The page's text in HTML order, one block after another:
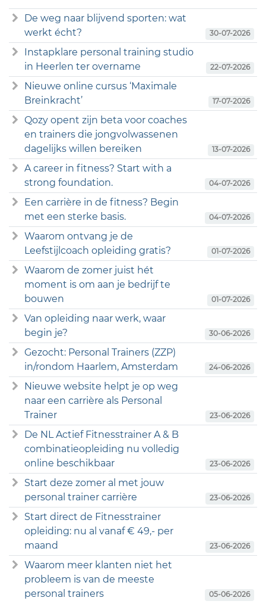
De weg naar blijvend sporten: wat
werkt écht?
30-07-2026
Instapklare personal training studio
in Heerlen ter overname
22-07-2026
Nieuwe online cursus ‘Maximale
Breinkracht’
17-07-2026
Qozy opent zijn beta voor coaches
en trainers die jongvolwassenen
dagelijks willen bereiken
13-07-2026
A career in fitness? Start with a
strong foundation.
04-07-2026
Een carrière in de fitness? Begin
met een sterke basis.
04-07-2026
Waarom ontvang je de
Leefstijlcoach opleiding gratis?
01-07-2026
Waarom de zomer juist hét
moment is om aan je bedrijf te
bouwen
01-07-2026
Van opleiding naar werk, waar
begin je?
30-06-2026
Gezocht: Personal Trainers (ZZP)
in/rondom Haarlem, Amsterdam
24-06-2026
Nieuwe website helpt je op weg
naar een carrière als Personal
Trainer
23-06-2026
De NL Actief Fitnesstrainer A & B
combinatieopleiding nu volledig
online beschikbaar
23-06-2026
Start deze zomer al met jouw
personal trainer carrière
23-06-2026
Start direct de Fitnesstrainer
opleiding: nu al vanaf € 49,- per
maand
23-06-2026
Waarom meer klanten niet het
probleem is van de meeste
personal trainers
05-06-2026